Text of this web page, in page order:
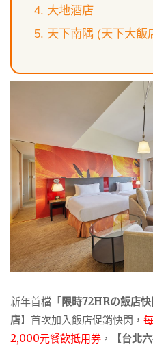
大地酒店
天下南隅 (天下大飯
新年首檔「限時72HRの飯店
店】首次加入飯店促銷快閃，
2,000元餐飲抵用券 ，【台北